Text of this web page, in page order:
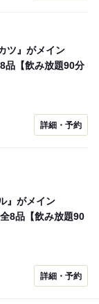
ツ』がメイン
【飲み放題90分
詳細・予約
』がメイン
8品【飲み放題90
詳細・予約